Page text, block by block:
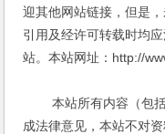
迎其他网站链接，但是
引用及经许可转载时均
站。本站网址：http://
本站所有内容（包括
成法律意见，本站不对